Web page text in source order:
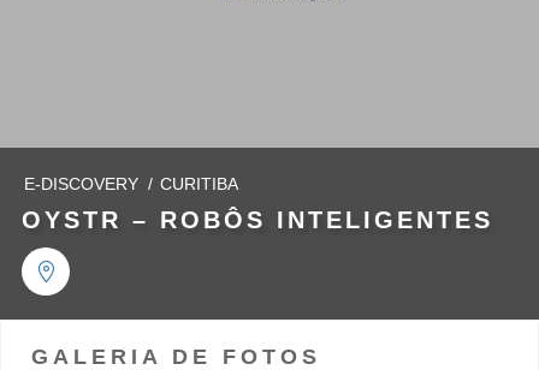
E-DISCOVERY / CURITIBA
OYSTR – ROBÔS INTELIGENTES
GALERIA DE FOTOS